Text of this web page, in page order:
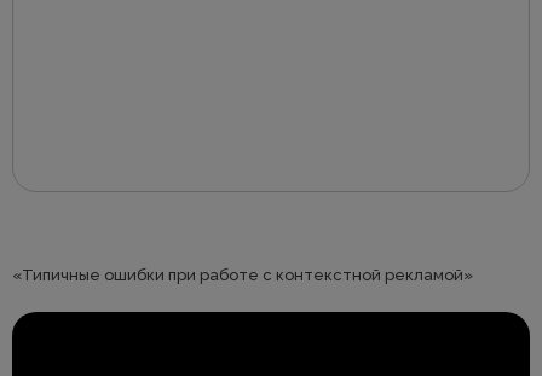
«Типичные ошибки при работе с контекстной рекламой»